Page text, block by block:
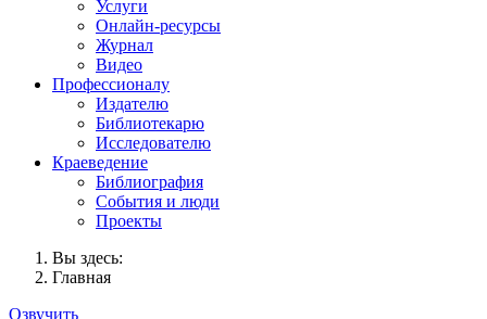
Услуги
Онлайн-ресурсы
Журнал
Видео
Профессионалу
Издателю
Библиотекарю
Исследователю
Краеведение
Библиография
События и люди
Проекты
Вы здесь:
Главная
Озвучить